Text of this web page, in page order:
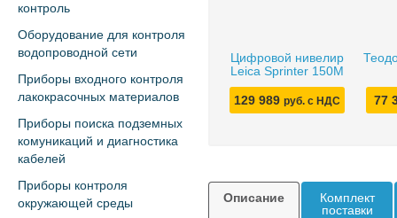
контроль
Оборудование для контроля
водопроводной сети
Приборы входного контроля
лакокрасочных материалов
Приборы поиска подземных
комуникаций и диагностика
кабелей
Приборы контроля
окружающей среды
Цифровой нивелир
Leica Sprinter 150M
129 989 руб. с НДС 77
Описание
Комплект
поставки